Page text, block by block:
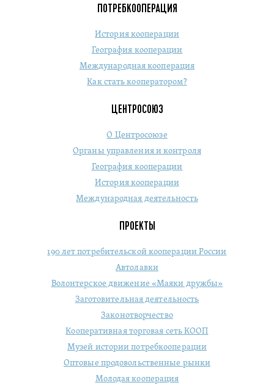
ПОТРЕБКООПЕРАЦИЯ
История кооперации
География кооперации
Международная кооперация
Как стать кооператором?
ЦЕНТРОСОЮЗ
О Центросоюзе
Органы управления и контроля
География кооперации
История кооперации
Международная деятельность
ПРОЕКТЫ
190 лет потребительской кооперации России
Автолавки
Волонтерское движение «Маяки дружбы»
Заготовительная деятельность
Законотворчество
Кооперативная торговая сеть КООП
Музей истории потребкооперации
Оптовые продовольственные рынки
Молодая кооперация